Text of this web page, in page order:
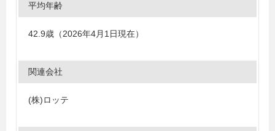
平均年齢
42.9歳（2026年4月1日現在）
関連会社
(株)ロッテ